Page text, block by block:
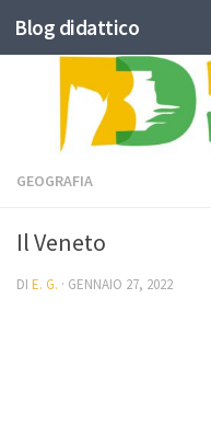
Skip to content
Blog didattico
GEOGRAFIA
Il Veneto
DI E. G. · GENNAIO 27, 2022